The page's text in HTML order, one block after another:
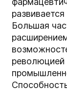
Большая
революцией